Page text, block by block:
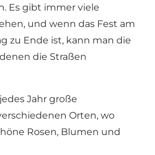
Es gibt immer viele
und wenn das Fest am
zu Ende ist, kann man die
die Straßen
Jahr große
Orten, wo
Rosen, Blumen und